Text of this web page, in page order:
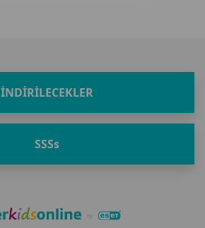
İNDIRILECEKLER
SSSs